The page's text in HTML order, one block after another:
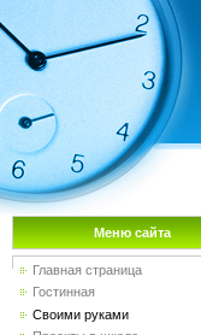
Меню сайта
Главная страница
Гостинная
Своими руками